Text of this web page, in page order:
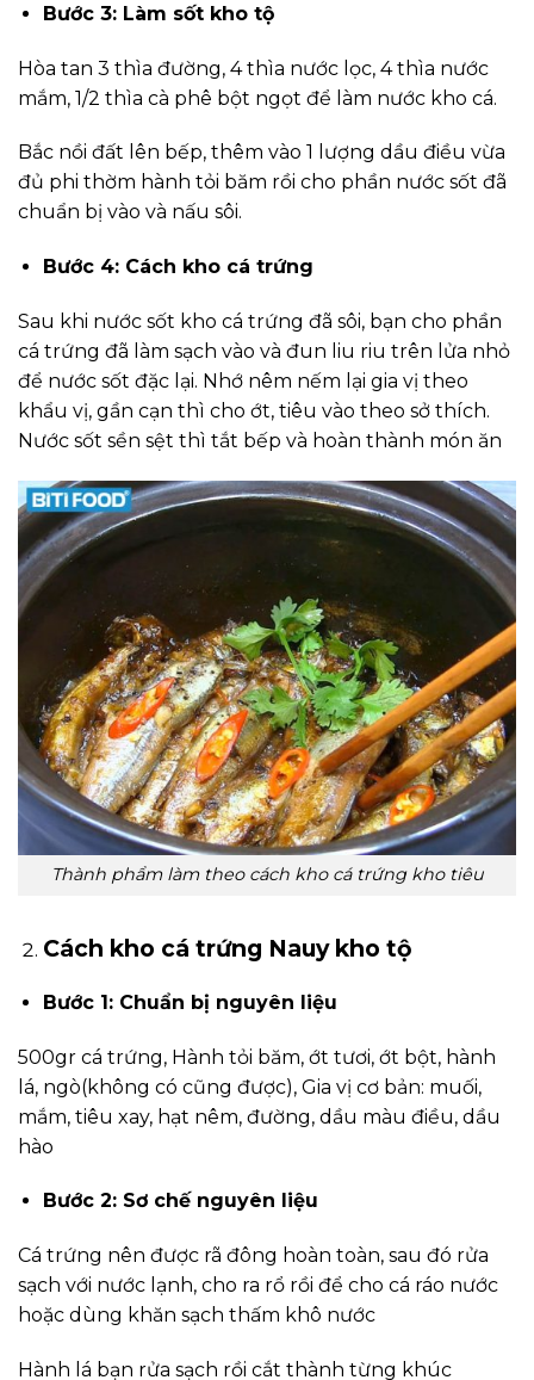
Bước 3: Làm sốt kho tộ
Hòa tan 3 thìa đường, 4 thìa nước lọc, 4 thìa nước
mắm, 1/2 thìa cà phê bột ngọt để làm nước kho cá.
Bắc nồi đất lên bếp, thêm vào 1 lượng dầu điều vừa
đủ phi thờm hành tỏi băm rồi cho phần nước sốt đã
chuẩn bị vào và nấu sôi.
Bước 4: Cách kho cá trứng
Sau khi nước sốt kho cá trứng đã sôi, bạn cho phần
cá trứng đã làm sạch vào và đun liu riu trên lửa nhỏ
để nước sốt đặc lại. Nhớ nêm nếm lại gia vị theo
khẩu vị, gần cạn thì cho ớt, tiêu vào theo sở thích.
Nước sốt sền sệt thì tắt bếp và hoàn thành món ăn
Thành phẩm làm theo cách kho cá trứng kho tiêu
Cách kho cá trứng Nauy kho tộ
Bước 1: Chuẩn bị nguyên liệu
500gr cá trứng, Hành tỏi băm, ớt tươi, ớt bột, hành
lá, ngò(không có cũng được), Gia vị cơ bản: muối,
mắm, tiêu xay, hạt nêm, đường, dầu màu điều, dầu
hào
Bước 2: Sơ chế nguyên liệu
Cá trứng nên được rã đông hoàn toàn, sau đó rửa
sạch với nước lạnh, cho ra rổ rồi để cho cá ráo nước
hoặc dùng khăn sạch thấm khô nước
Hành lá bạn rửa sạch rồi cắt thành từng khúc